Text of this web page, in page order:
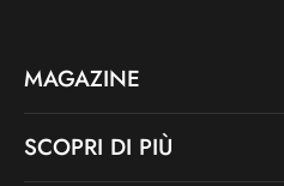
MAGAZINE
SCOPRI DI PIÙ